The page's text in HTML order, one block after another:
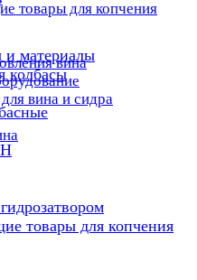
товары для копчения
вина
вина и сидра
и материалы
колбасы
товары для копчения